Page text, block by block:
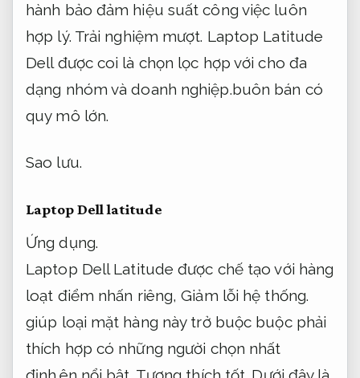
hành bảo đảm hiệu suất công việc luôn
hợp lý. Trải nghiệm mượt. Laptop Latitude
Dell được coi là chọn lọc hợp với cho đa
dạng nhóm và doanh nghiệp.buôn bán có
quy mô lớn.
Sao lưu.
Laptop Dell latitude
Ứng dụng.
Laptop Dell Latitude được chế tạo với hàng
loạt điểm nhấn riêng,Giảm lỗi hệ thống.
giúp loại mặt hàng này trở buộc buộc phải
thích hợp có những người chọn nhất